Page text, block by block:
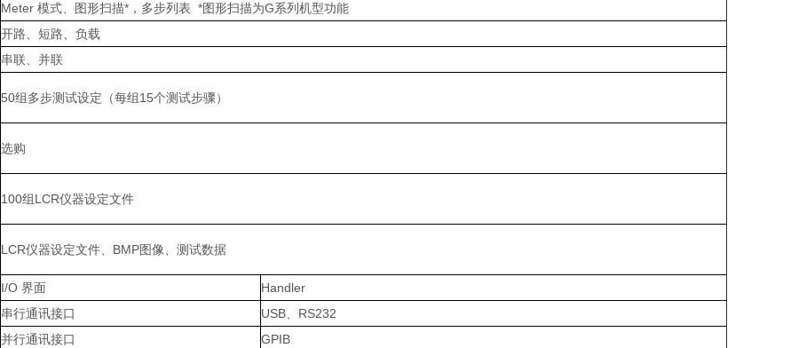
Meter 模式、图形扫描*，多步列表 *图形扫描为G系列机型功能
开路、短路、负载
串联、并联
50组多步测试设定（每组15个测试步骤）
选购
100组LCR仪器设定文件
LCR仪器设定文件、BMP图像、测试数据
I/O 界面
Handler
串行通讯接口
USB、RS232
并行通讯接口
GPIB